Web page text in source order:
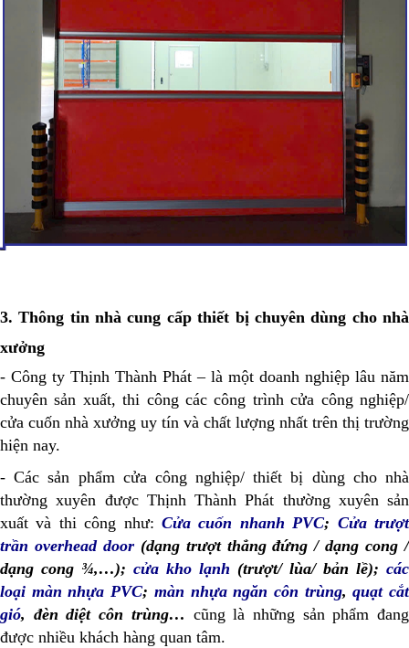
3. Thông tin nhà cung cấp thiết bị chuyên dùng cho nhà
xưởng
- Công ty Thịnh Thành Phát – là một doanh nghiệp lâu năm
chuyên sản xuất, thi công các công trình cửa công nghiệp/
cửa cuốn nhà xưởng uy tín và chất lượng nhất trên thị trường
hiện nay.
- Các sản phẩm cửa công nghiệp/ thiết bị dùng cho nhà
thường xuyên được Thịnh Thành Phát thường xuyên sản
xuất và thi công như: Cửa cuốn nhanh PVC; Cửa trượt
trần overhead door(dạng trượt thẳng đứng / dạng cong /
dạng cong ¾,…); cửa kho lạnh (trượt/ lùa/ bản lề); các
loại màn nhựa PVC; màn nhựa ngăn côn trùng,quạt cắt
gió, đèn diệt côn trùng… cũng là những sản phẩm đang
được nhiều khách hàng quan tâm.